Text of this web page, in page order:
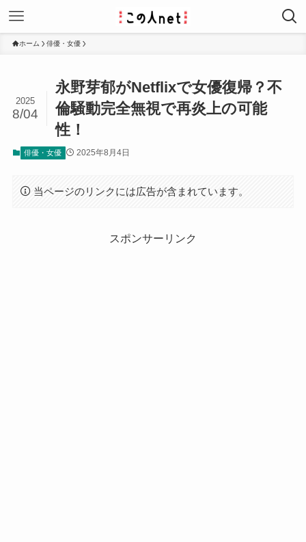
ホーム 俳優・女優
永野芽郁がNetflixで女優復帰？不
倫騒動完全無視で再炎上の可能
性！
2025
8/04
俳優・女優 2025年8月4日
当ページのリンクには広告が含まれています。
スポンサーリンク